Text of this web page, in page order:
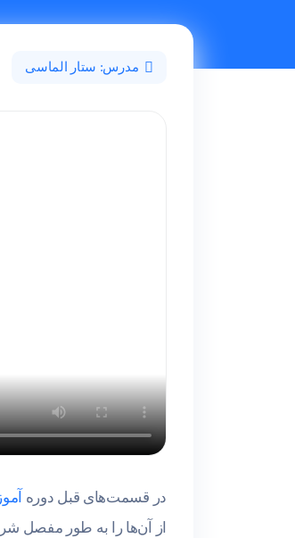
مدرس: ستار الماسی
در قسمت‌های قبل دوره
از آن‌ها را به طور مفصل